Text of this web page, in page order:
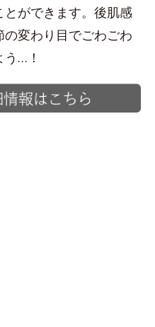
ができます。後肌感
変わり目でごわごわ
…！